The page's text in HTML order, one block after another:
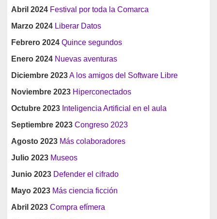
Abril 2024 Festival por toda la Comarca
Marzo 2024 Liberar Datos
Febrero 2024 Quince segundos
Enero 2024 Nuevas aventuras
Diciembre 2023A los amigos del Software Libre
Noviembre 2023 Hiperconectados
Octubre 2023 Inteligencia Artificial en el aula
Septiembre 2023 Congreso 2023
Agosto 2023 Más colaboradores
Julio 2023 Museos
Junio 2023 Defender el cifrado
Mayo 2023 Más ciencia ficción
Abril 2023 Compra efímera